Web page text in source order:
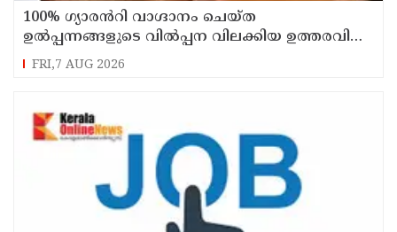
100% ഗ്യാരൻറി വാഗ്ദാനം ചെയ്ത
ഉൽപ്പന്നങ്ങളുടെ വിൽപ്പന വിലക്കിയ ഉത്തരവിന്
സ്റ്റേ
FRI,7 AUG 2026